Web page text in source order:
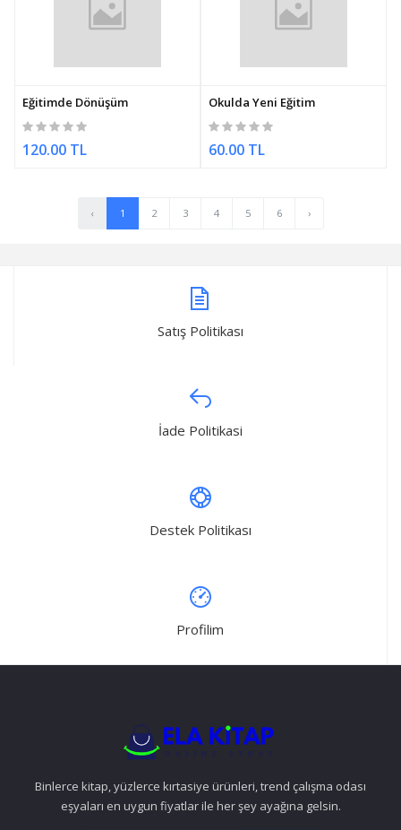
Eğitimde Dönüşüm
120.00 TL
Okulda Yeni Eğitim
60.00 TL
‹ 1 2 3 4 5 6 ›
Satış Politikası
İade Politikasi
Destek Politikası
Profilim
Binlerce kitap, yüzlerce kırtasiye ürünleri, trend çalışma odası
eşyaları en uygun fiyatlar ile her şey ayağına gelsin.